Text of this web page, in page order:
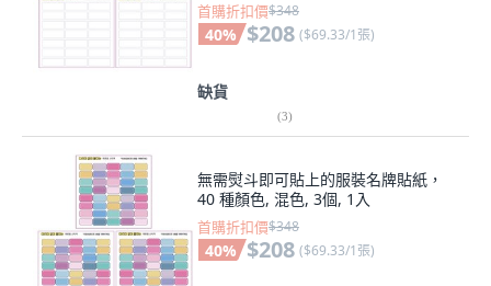
首購折扣價$348
40% $208 ($69.33/1張)
缺貨
(3)
無需熨斗即可貼上的服裝名牌貼紙，
40 種顏色, 混色, 3個, 1入
首購折扣價$348
40% $208 ($69.33/1張)